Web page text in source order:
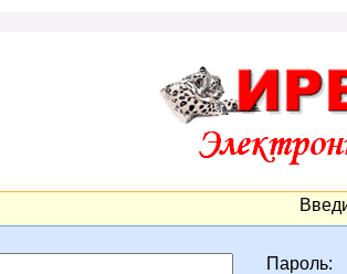
Пароль: